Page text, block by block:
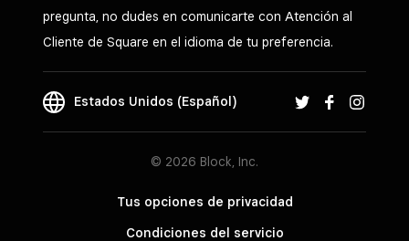
pregunta, no dudes en comunicarte con Atención al
Cliente de Square en el idioma de tu preferencia.
Estados Unidos (Español)
© 2026 Block, Inc.
Tus opciones de privacidad
Condiciones del servicio